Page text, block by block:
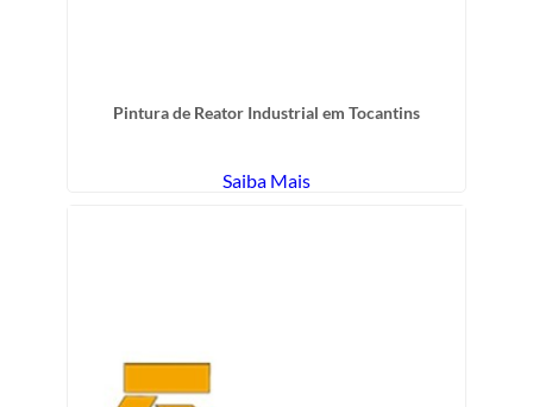
Pintura de Reator Industrial em Tocantins
Saiba Mais